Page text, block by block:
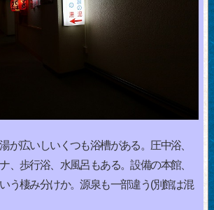
が広いしいくつも浴槽がある。圧中浴、
、歩行浴、水風呂もある。設備の本館、
う棲み分けか。源泉も一部違う(別館は混